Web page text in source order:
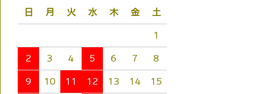
日
月 火 水 木 金 土
1
2 3 4 5 6 7 8
9 10 11 12 13 14 15